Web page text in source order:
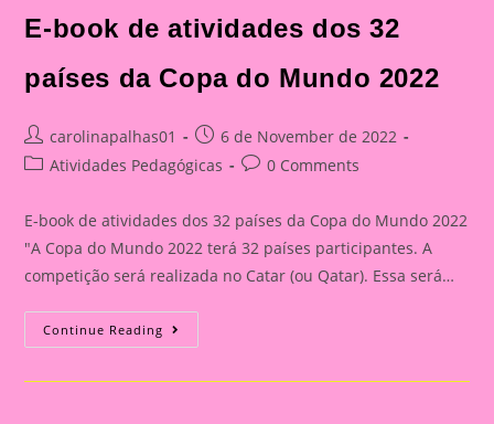
E-book de atividades dos 32
países da Copa do Mundo 2022
Post
author:
carolinapalhas01
Post
published:
6 de November de 2022
PostAtividades Pedagógicas
Post0 Comments
E-book de atividades dos 32 países da Copa do Mundo 2022
"A Copa do Mundo 2022 terá 32 países participantes. A
competição será realizada no Catar (ou Qatar). Essa será…
Continue Reading E-
Book
Atividades